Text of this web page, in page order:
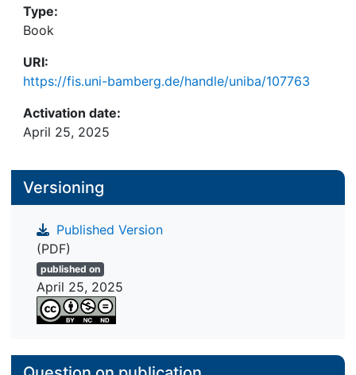
Type:
Book
URI:
https://fis.uni-bamberg.de/handle/uniba/107763
Activation date:
April 25, 2025
Versioning
Published Version
(PDF)
published on
April 25, 2025